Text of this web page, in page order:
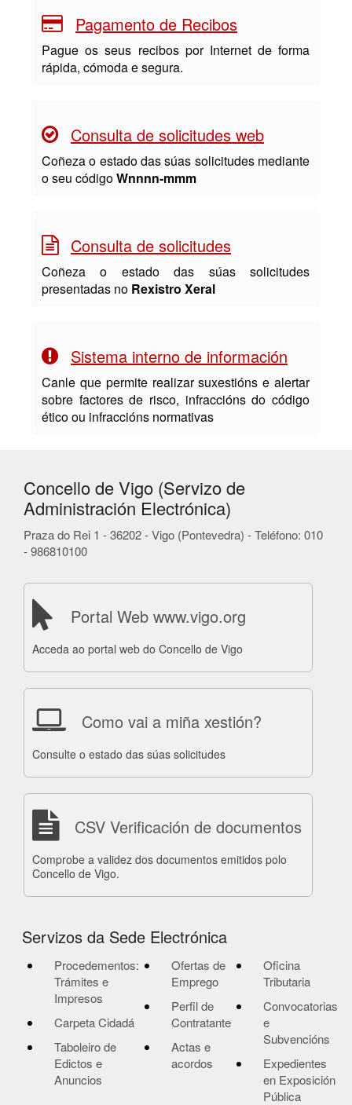
Pagamento de Recibos
Pague os seus recibos por Internet de forma
rápida, cómoda e segura.
Consulta de solicitudes web
Coñeza o estado das súas solicitudes mediante
o seu códigoWnnnn-mmm
Consulta de solicitudes
Coñeza o estado das súas solicitudes
presentadas no Rexistro Xeral
Sistema interno de información
Canle que permite realizar suxestións e alertar
sobre factores de risco, infraccións do código
ético ou infraccións normativas
Concello de Vigo (Servizo de
Administración Electrónica)
Praza do Rei 1 - 36202 - Vigo (Pontevedra) - Teléfono: 010
- 986810100
Portal Web www.vigo.org
Acceda ao portal web do Concello de Vigo
Como vai a miña xestión?
Consulte o estado das súas solicitudes
CSV Verificación de documentos
Comprobe a validez dos documentos emitidos polo
Concello de Vigo.
Servizos da Sede Electrónica
Procedementos:
Trámites e
Impresos
Carpeta Cidadá
Taboleiro de
Edictos e
Anuncios
Ofertas de
Emprego
Perfil de
Contratante
Actas e
acordos
Oficina
Tributaria
Convocatorias
e
Subvencións
Expedientes
en Exposición
Pública